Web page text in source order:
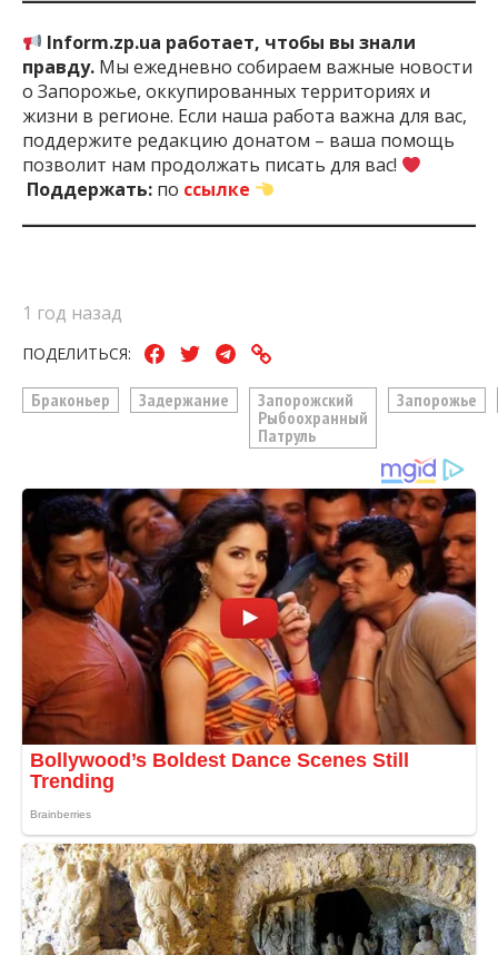
Inform.zp.ua работает, чтобы вы знали
правду. Мы ежедневно собираем важные новости
о Запорожье, оккупированных территориях и
жизни в регионе. Если наша работа важна для вас,
поддержите редакцию донатом – ваша помощь
позволит нам продолжать писать для вас!
Поддержать: по ссылке
1 год назад
ПОДЕЛИТЬСЯ:
Браконьер Задержание
Запорожский
Рыбоохранный
Патруль
Запорожье